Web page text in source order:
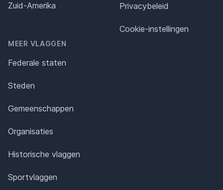
Zuid-Amerika
MEER VLAGGEN
Federale staten
Steden
Gemeenschappen
Organisaties
Historische vlaggen
Sportvlaggen
Privacybeleid
Cookie-instellingen